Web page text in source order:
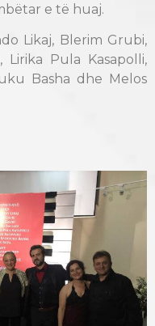
e të huaj.
Likaj, Blerim Grubi,
Lirika Pula Kasapolli,
Basha dhe Melos